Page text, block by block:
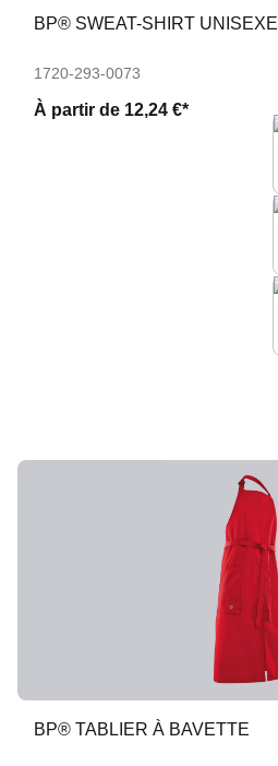
BP® SWEAT-SHIRT UNISEXE
1720-293-0073
À partir de 12,24 €*
BP® TABLIER À BAVETTE